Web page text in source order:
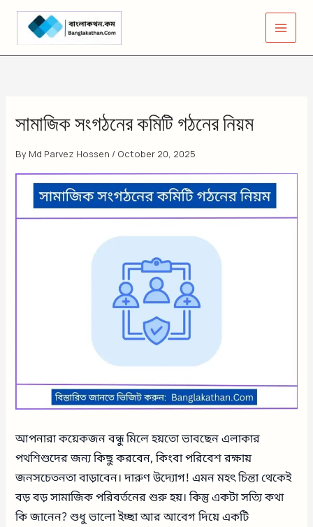
Skip
content
সামাজিক সংগঠনের কমিটি গঠনের নিয়ম
By Md Parvez Hossen / October 20, 2025
আপনারা কয়েকজন বন্ধু মিলে হয়তো ভাবছেন এলাকার
পথশিশুদের জন্য কিছু করবেন, কিংবা পরিবেশ রক্ষায়
জনসচেতনতা বাড়াবেন। দারুণ উদ্যোগ! এমন মহৎ চিন্তা থেকেই
বড় বড় সামাজিক পরিবর্তনের শুরু হয়। কিন্তু একটা সত্যি কথা
কি জানেন? শুধু ভালো ইচ্ছা আর আবেগ দিয়ে একটি